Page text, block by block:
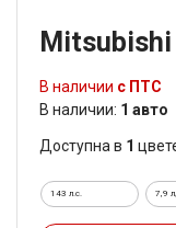
Mitsubishi
В наличии с ПТС
В наличии: 1 авто
Доступна в 1
143 л.с. 7,9